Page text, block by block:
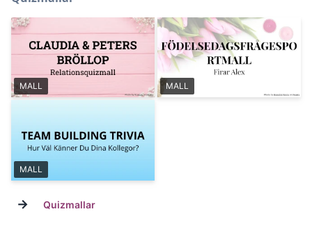
MALL MALL
MALL
→ Quizmallar